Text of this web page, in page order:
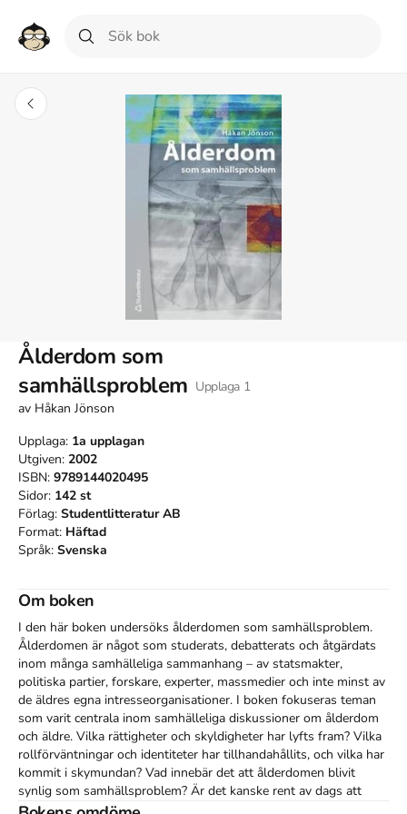
Ålderdom som
samhällsproblem Upplaga 1
av Håkan Jönson
Upplaga: 1a upplagan
Utgiven: 2002
ISBN: 9789144020495
Sidor: 142 st
Förlag: Studentlitteratur AB
Format: Häftad
Språk: Svenska
Om boken
I den här boken undersöks ålderdomen som samhällsproblem.
Ålderdomen är något som studerats, debatterats och åtgärdats
inom många samhälleliga sammanhang – av statsmakter,
politiska partier, forskare, experter, massmedier och inte minst av
de äldres egna intresseorganisationer. I boken fokuseras teman
som varit centrala inom samhälleliga diskussioner om ålderdom
och äldre. Vilka rättigheter och skyldigheter har lyfts fram? Vilka
rollförväntningar och identiteter har tillhandahållits, och vilka har
kommit i skymundan? Vad innebär det att ålderdomen blivit
synlig som samhällsproblem? Är det kanske rent av dags att
avskaffa ålderdomen som social kategorisering? Boken riktar sig